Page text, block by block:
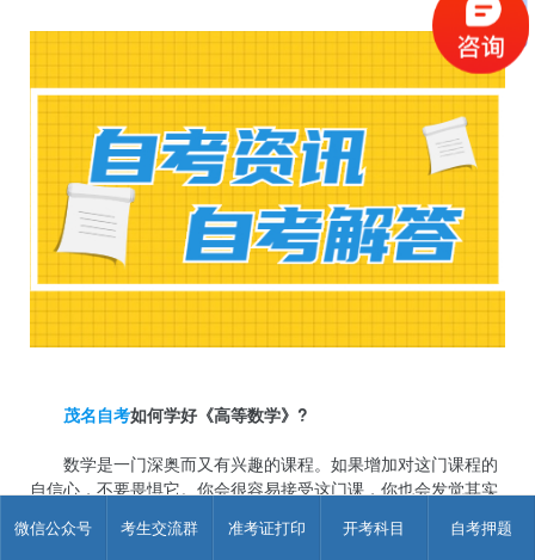
微信公众号 考生交流群 准考证打印 开考科目 自考押题
茂名自考如何学好《高等数学》?
数学是一门深奥而又有兴趣的课程。如果增加对这门课程的
自信心，不要畏惧它。你会很容易接受这门课，你也会发觉其实
多想多做是学好数学的关键。多想是根本，多做是基础，多